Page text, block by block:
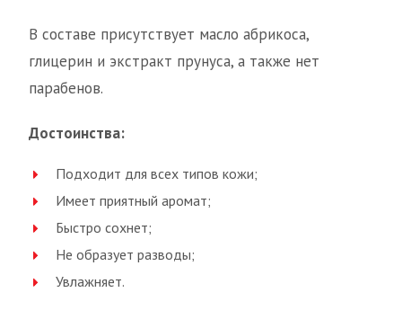
В составе присутствует масло абрикоса,
глицерин и экстракт прунуса, а также нет
парабенов.
Достоинства:
Подходит для всех типов кожи;
Имеет приятный аромат;
Быстро сохнет;
Не образует разводы;
Увлажняет.